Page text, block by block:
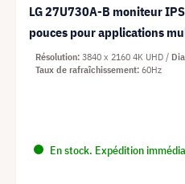
LG 27U730A-B moniteur
pouces pour applications
En stock. Expédition
Résolution 3840 x 2160 4K UHD
Taux de rafraîchissement 60Hz